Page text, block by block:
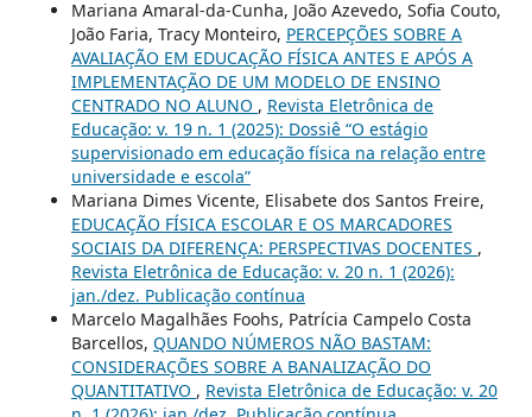
Mariana Amaral-da-Cunha, João Azevedo, Sofia Couto,
João Faria, Tracy Monteiro, PERCEPÇÕES SOBRE A
AVALIAÇÃO EM EDUCAÇÃO FÍSICA ANTES E APÓS A
IMPLEMENTAÇÃO DE UM MODELO DE ENSINO
CENTRADO NO ALUNO , Revista Eletrônica de
Educação: v. 19 n. 1 (2025): Dossiê “O estágio
supervisionado em educação física na relação entre
universidade e escola”
Mariana Dimes Vicente, Elisabete dos Santos Freire,
EDUCAÇÃO FÍSICA ESCOLAR E OS MARCADORES
SOCIAIS DA DIFERENÇA: PERSPECTIVAS DOCENTES ,
Revista Eletrônica de Educação: v. 20 n. 1 (2026):
jan./dez. Publicação contínua
Marcelo Magalhães Foohs, Patrícia Campelo Costa
Barcellos, QUANDO NÚMEROS NÃO BASTAM:
CONSIDERAÇÕES SOBRE A BANALIZAÇÃO DO
QUANTITATIVO , Revista Eletrônica de Educação: v. 20